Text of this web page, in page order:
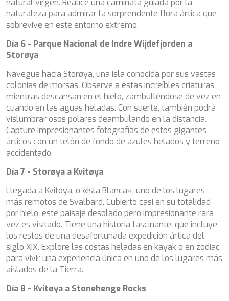
naturaleza para admirar la sorprendente flora ártica que
sobrevive en este entorno extremo.
Día 6 - Parque Nacional de Indre Wijdefjorden a
Storøya
Navegue hacia Storøya, una isla conocida por sus vastas
colonias de morsas. Observe a estas increíbles criaturas
mientras descansan en el hielo, zambulléndose de vez en
cuando en las aguas heladas. Con suerte, también podrá
vislumbrar osos polares deambulando en la distancia.
Capture impresionantes fotografías de estos gigantes
árticos con un telón de fondo de azules helados y terreno
accidentado.
Día 7 - Storøya a Kvitøya
Llegada a Kvitøya, o «Isla Blanca», uno de los lugares
más remotos de Svalbard. Cubierto casi en su totalidad
por hielo, este paisaje desolado pero impresionante rara
vez es visitado. Tiene una historia fascinante, que incluye
los restos de una desafortunada expedición ártica del
siglo XIX. Explore las costas heladas en kayak o en zodiac
para vivir una experiencia única en uno de los lugares más
aislados de la Tierra.
Día 8 - Kvitøya a Stonehenge Rocks
WHISPER
WHISPER V
WORLD'S END
WYLDECREST
XMOTION
YOLO
ZALIV III
ZEN VIBES
ZENJI